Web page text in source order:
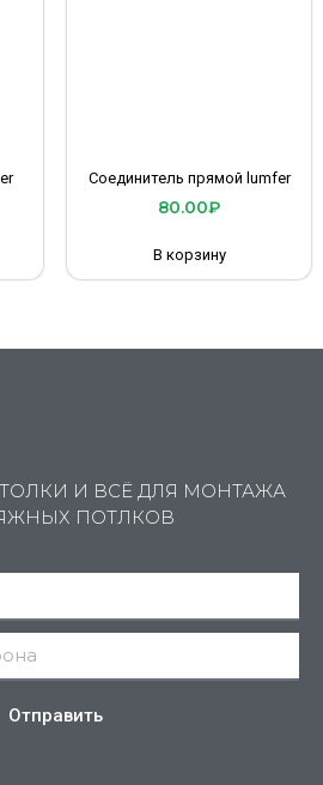
Соединитель прямой lumfer
80.00₽
В корзину
И ВСЁ ДЛЯ МОНТАЖА
ПОТЛКОВ
Отправить